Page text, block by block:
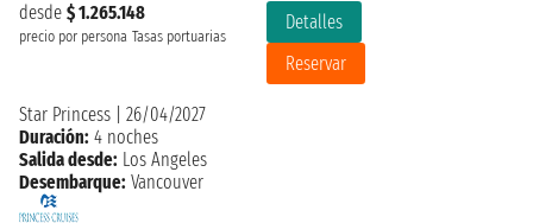
desde $ 1.265.148
precio por persona Tasas portuarias
Detalles
Reservar
Star Princess
26/04/2027
Duración: 4 noches
Salida desde: Los Angeles
Desembarque: Vancouver